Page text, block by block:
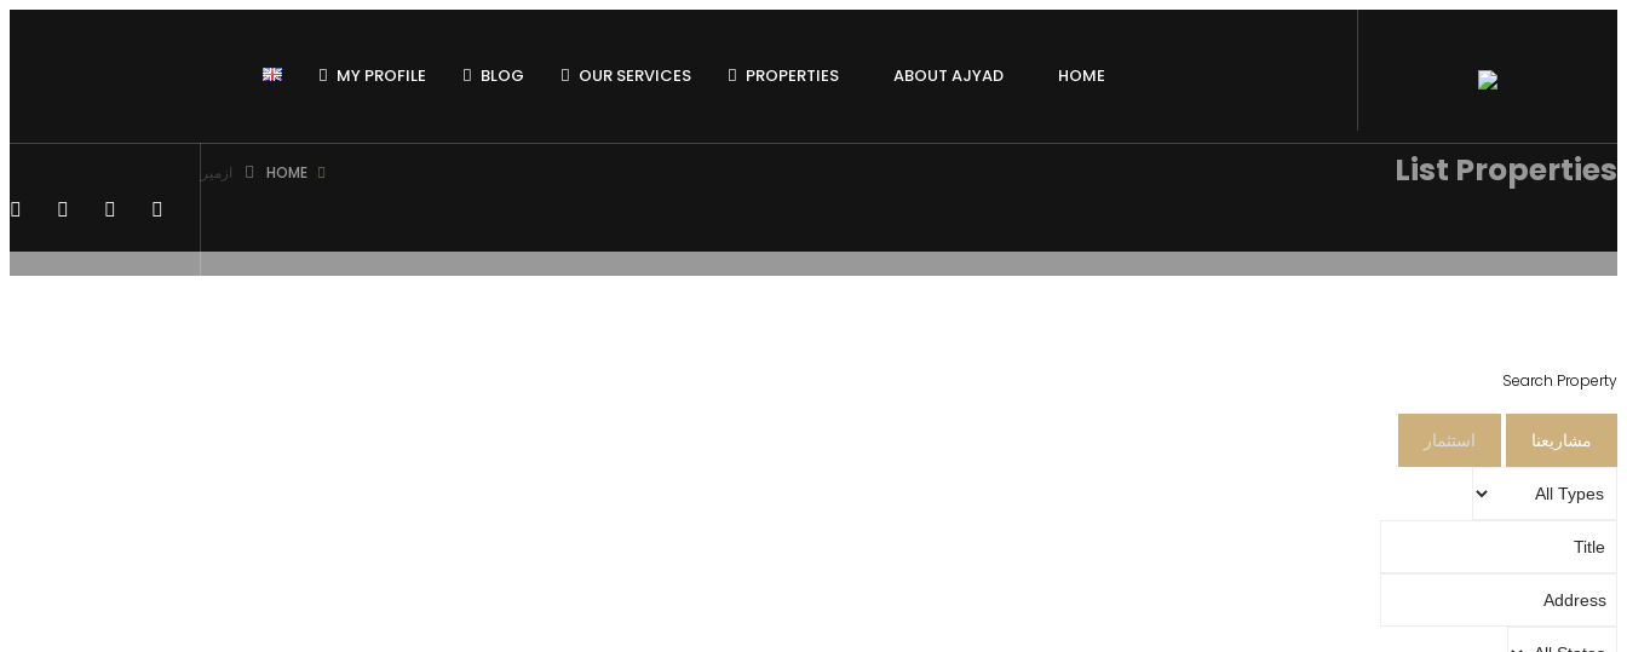
HOME
ABOUT AJYAD
PROPERTIES
OUR SERVICES
BLOG
MY PROFILE
List Properties
HOME ازمير
Search Property
مشاريعنا استثمار